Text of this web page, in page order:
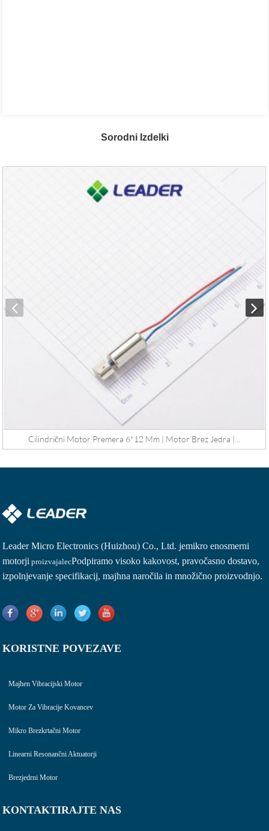
Sorodni Izdelki
Cilindrični Motor Premera 6*12 Mm | Motor Brez Jedra |...
Leader Micro Electronics (Huizhou) Co., Ltd. jemikro enosmerni
motorji proizvajalecPodpiramo visoko kakovost, pravočasno dostavo,
izpolnjevanje specifikacij, majhna naročila in množično proizvodnjo.
KORISTNE POVEZAVE
Majhen Vibracijski Motor
Motor Za Vibracije Kovancev
Mikro Brezkrtačni Motor
Linearni Resonančni Aktuatorji
Brezjedrni Motor
KONTAKTIRAJTE NAS